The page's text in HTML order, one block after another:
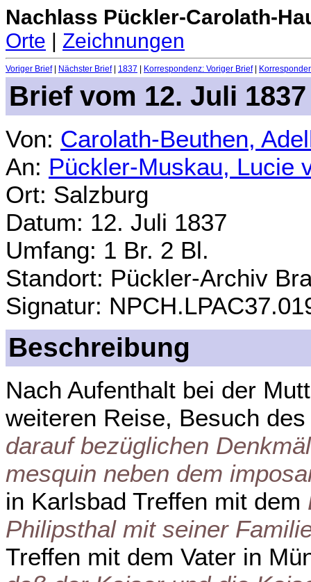
Nachlass Pückler-Carolath-
Orte | Zeichnungen
Voriger Brief| Nächster Brief| 1837 Korrespondenz: Voriger Brief|
Brief vom 12. Juli 1837
Von: Carolath-Beuthen,
An: Pückler-Muskau, Lucie
Ort: Salzburg
Datum: 12. Juli 1837
Umfang: 1 Br. 2 Bl.
Standort: Pückler-Archiv
Signatur:
Beschreibung
Nach Aufenthalt bei der
weiteren Reise, Besuch
darauf bezüglichen
mesquin neben dem
in Karlsbad Treffen mit dem
Philipsthal mit seiner
Treffen mit dem Vater in